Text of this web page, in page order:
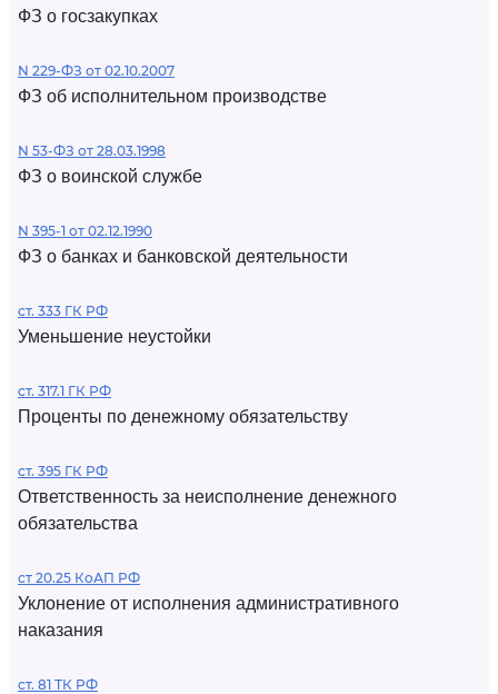
ФЗ о госзакупках
N 229-ФЗ от 02.10.2007
ФЗ об исполнительном производстве
N 53-ФЗ от 28.03.1998
ФЗ о воинской службе
N 395-1 от 02.12.1990
ФЗ о банках и банковской деятельности
ст. 333 ГК РФ
Уменьшение неустойки
ст. 317.1 ГК РФ
Проценты по денежному обязательству
ст. 395 ГК РФ
Ответственность за неисполнение денежного
обязательства
ст 20.25 КоАП РФ
Уклонение от исполнения административного
наказания
ст. 81 ТК РФ